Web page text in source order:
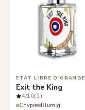
ETAT LIBRE D'ORANGE
Exit the King
4/10(1)
Chypre Blumig